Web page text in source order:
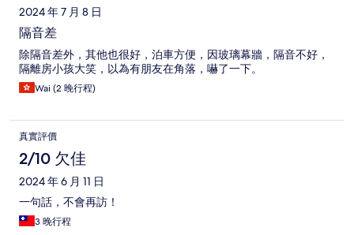
2024 年 7 月 8 日
隔音差
除隔音差外，其他也很好，泊車方便，因玻璃幕牆，隔音不好，
隔離房小孩大笑，以為有朋友在角落，嚇了一下。
Wai (2 晚行程)
真實評價
2/10 欠佳
2024 年 6 月 11 日
一句話，不會再訪！
3 晚行程